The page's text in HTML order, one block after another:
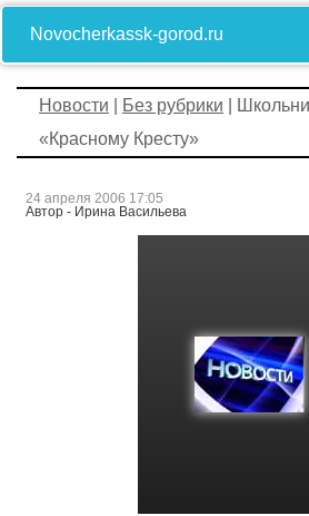
Novocherkassk-gorod.ru
Новости Без рубрики |
«Красному Кресту»
24 апреля 2006 17:05
Автор - Ирина Васильева